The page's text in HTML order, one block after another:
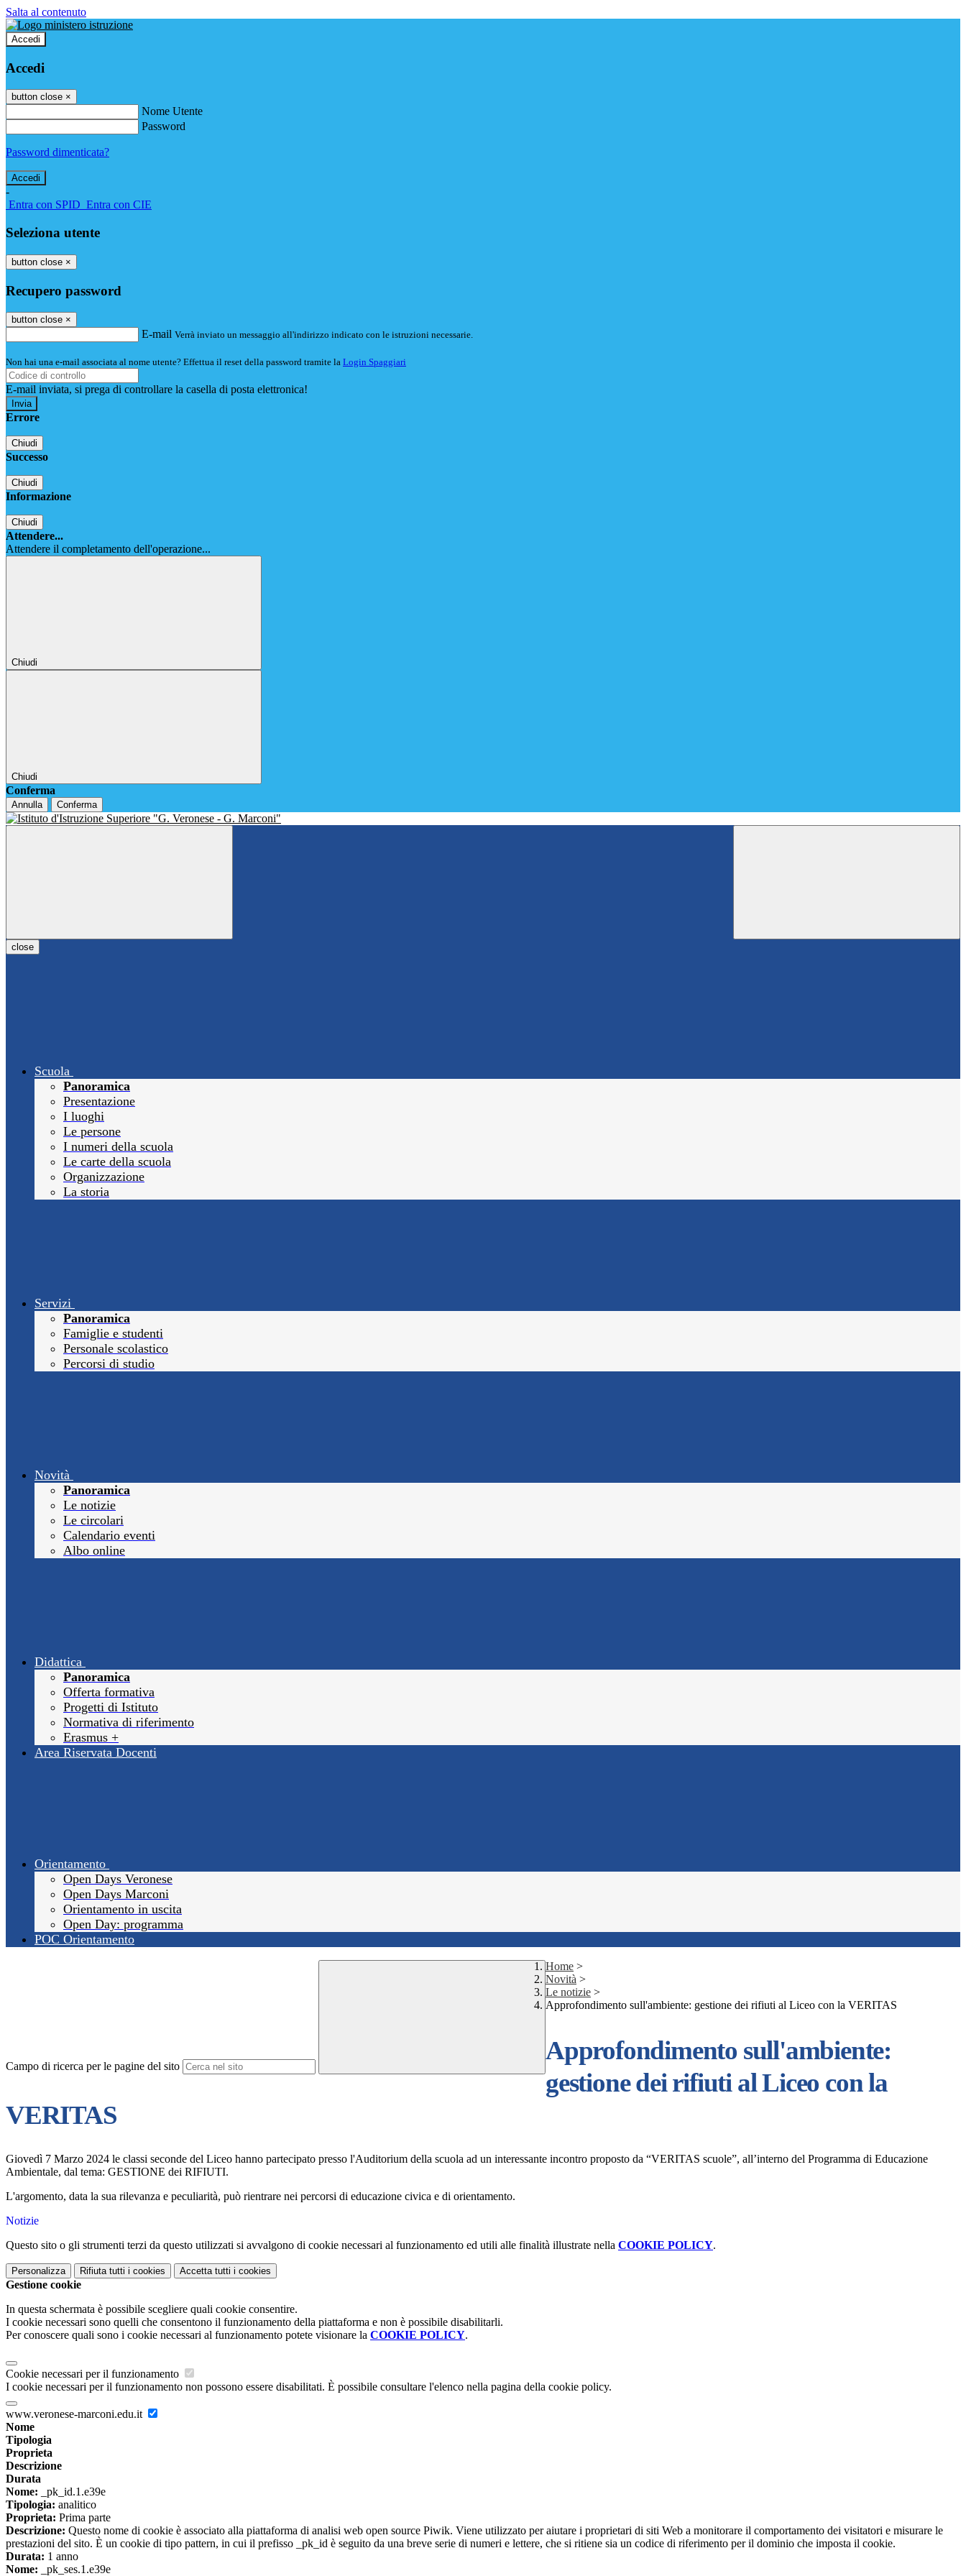
Salta al contenuto
Accedi
Accedi
button close ×
Nome Utente
Password
Password dimenticata?
-
Entra con SPID Entra con CIE
Seleziona utente
button close ×
Recupero password
button close ×
E-mail Verrà inviato un messaggio all'indirizzo indicato con le istruzioni necessarie.
Non hai una e-mail associata al nome utente? Effettua il reset della password tramite la Login Spaggiari
E-mail inviata, si prega di controllare la casella di posta elettronica!
Errore
Chiudi
Successo
Chiudi
Informazione
Chiudi
Attendere...
Attendere il completamento dell'operazione...
Chiudi
Chiudi
Conferma
Annulla Conferma
close
Scuola
Panoramica
Presentazione
I luoghi
Le persone
I numeri della scuola
Le carte della scuola
Organizzazione
La storia
Servizi
Panoramica
Famiglie e studenti
Personale scolastico
Percorsi di studio
Novità
Panoramica
Le notizie
Le circolari
Calendario eventi
Albo online
Didattica
Panoramica
Offerta formativa
Progetti di Istituto
Normativa di riferimento
Erasmus +
Area Riservata Docenti
Orientamento
Open Days Veronese
Open Days Marconi
Orientamento in uscita
Open Day: programma
POC Orientamento
Campo di ricerca per le pagine del sito
Home >
Novità >
Le notizie >
Approfondimento sull'ambiente: gestione dei rifiuti al Liceo con la VERITAS
Approfondimento sull'ambiente:
gestione dei rifiuti al Liceo con la
VERITAS
Giovedì 7 Marzo 2024 le classi seconde del Liceo hanno partecipato presso l'Auditorium della scuola ad un interessante incontro proposto da “VERITAS scuole”, all’interno del Programma di Educazione
Ambientale, dal tema: GESTIONE dei RIFIUTI.
L'argomento, data la sua rilevanza e peculiarità, può rientrare nei percorsi di educazione civica e di orientamento.
Notizie
Questo sito o gli strumenti terzi da questo utilizzati si avvalgono di cookie necessari al funzionamento ed utili alle finalità illustrate nella COOKIE POLICY.
Personalizza Rifiuta tutti i cookies Accetta tutti i cookies
Gestione cookie
In questa schermata è possibile scegliere quali cookie consentire.
I cookie necessari sono quelli che consentono il funzionamento della piattaforma e non è possibile disabilitarli.
Per conoscere quali sono i cookie necessari al funzionamento potete visionare la COOKIE POLICY.
Cookie necessari per il funzionamento
I cookie necessari per il funzionamento non possono essere disabilitati. È possibile consultare l'elenco nella pagina della cookie policy.
www.veronese-marconi.edu.it
Nome
Tipologia
Proprieta
Descrizione
Durata
Nome: _pk_id.1.e39e
Tipologia: analitico
Proprieta: Prima parte
Descrizione: Questo nome di cookie è associato alla piattaforma di analisi web open source Piwik. Viene utilizzato per aiutare i proprietari di siti Web a monitorare il comportamento dei visitatori e misurare le
prestazioni del sito. È un cookie di tipo pattern, in cui il prefisso _pk_id è seguito da una breve serie di numeri e lettere, che si ritiene sia un codice di riferimento per il dominio che imposta il cookie.
Durata: 1 anno
Nome: _pk_ses.1.e39e